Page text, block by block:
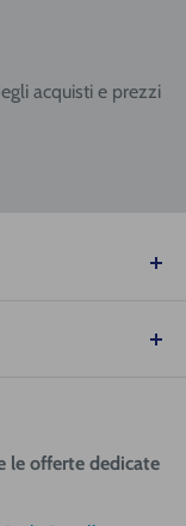
acquisti e prezzi
sempre
le offerte dedicate